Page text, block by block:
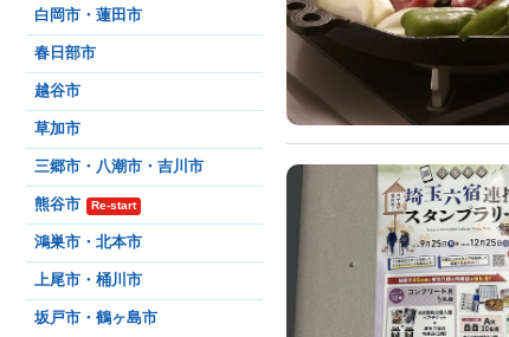
白岡市・蓮田市
春日部市
越谷市
草加市
三郷市・八潮市・吉川市
熊谷市 Re-start
鴻巣市・北本市
上尾市・桶川市
坂戸市・鶴ヶ島市